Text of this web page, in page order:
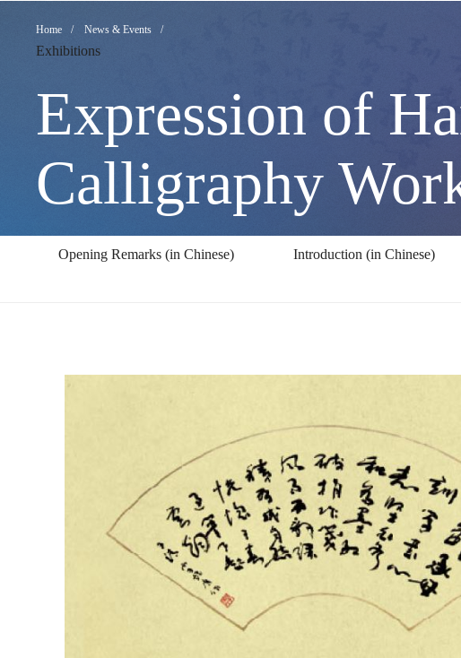
Expression
of
Harmony
—
Calligraphy
Works
Breadcrumb
Home News & Events
Exhibitions
Expression of
Calligraphy
Opening Remarks (in Chinese) Introduction (in Chinese)